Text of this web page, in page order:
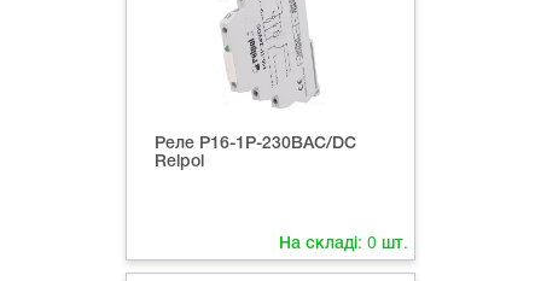
Реле P16-1P-230ВAC/DC
Relpol
На складі: 0 шт.